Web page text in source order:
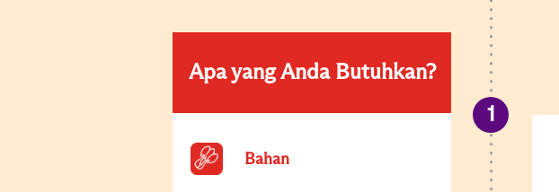
Apa yang Anda Butuhkan?
Bahan